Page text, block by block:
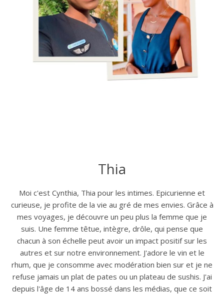
Thia
Moi c'est Cynthia, Thia pour les intimes. Epicurienne et
curieuse, je profite de la vie au gré de mes envies. Grâce à
mes voyages, je découvre un peu plus la femme que je
suis. Une femme têtue, intègre, drôle, qui pense que
chacun à son échelle peut avoir un impact positif sur les
autres et sur notre environnement. J'adore le vin et le
rhum, que je consomme avec modération bien sur et je ne
refuse jamais un plat de pates ou un plateau de sushis. J'ai
depuis l'âge de 14 ans bossé dans les médias, que ce soit